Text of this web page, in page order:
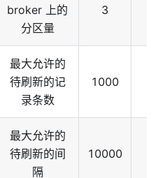
broker 上的
分区量
3
最大允许的
待刷新的记
录条数
1000
最大允许的
待刷新的间
隔
10000